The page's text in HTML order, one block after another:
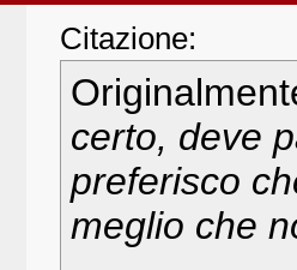
Citazione:
certo, deve
preferisco
meglio che